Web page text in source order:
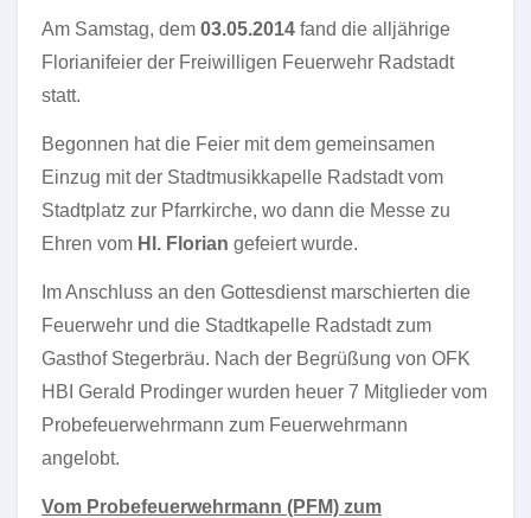
Am Samstag, dem 03.05.2014 fand die alljährige
Florianifeier der Freiwilligen Feuerwehr Radstadt
statt.
Begonnen hat die Feier mit dem gemeinsamen
Einzug mit der Stadtmusikkapelle Radstadt vom
Stadtplatz zur Pfarrkirche, wo dann die Messe zu
Ehren vom Hl. Florian gefeiert wurde.
Im Anschluss an den Gottesdienst marschierten die
Feuerwehr und die Stadtkapelle Radstadt zum
Gasthof Stegerbräu. Nach der Begrüßung von OFK
HBI Gerald Prodinger wurden heuer 7 Mitglieder vom
Probefeuerwehrmann zum Feuerwehrmann
angelobt.
Vom Probefeuerwehrmann (PFM) zum